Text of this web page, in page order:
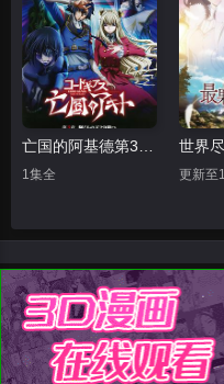
1集全
世界
更新至